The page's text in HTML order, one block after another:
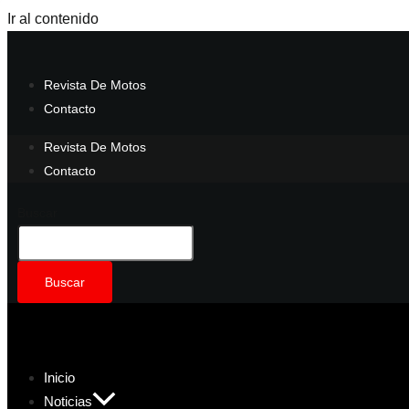
Ir al contenido
Revista De Motos
Contacto
Revista De Motos
Contacto
Buscar
Inicio
Noticias